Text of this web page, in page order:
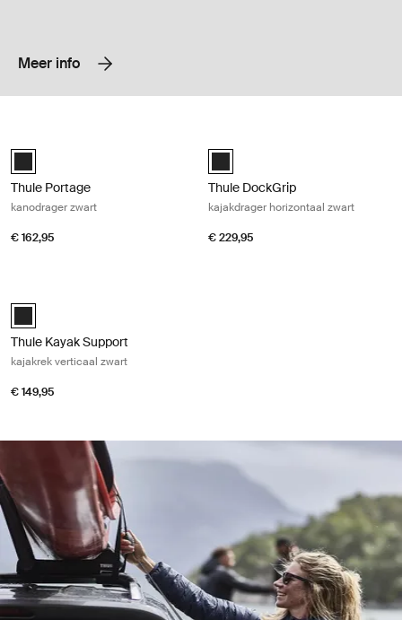
Meer info
Thule Portage Zwart (selected)
Thule Portage
kanodrager zwart
€ 162,95
Thule DockGrip Zwart (selected)
Thule DockGrip
kajakdrager horizontaal zwart
€ 229,95
Thule Kayak Support Zwart (selected)
Thule Kayak Support
kajakrek verticaal zwart
€ 149,95